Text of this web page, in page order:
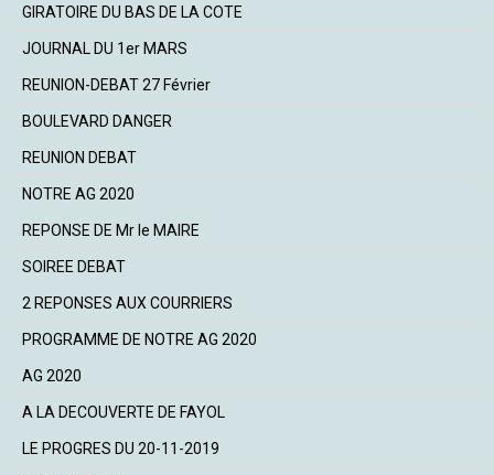
GIRATOIRE DU BAS DE LA COTE
JOURNAL DU 1er MARS
REUNION-DEBAT 27 Février
BOULEVARD DANGER
REUNION DEBAT
NOTRE AG 2020
REPONSE DE Mr le MAIRE
SOIREE DEBAT
2 REPONSES AUX COURRIERS
PROGRAMME DE NOTRE AG 2020
AG 2020
A LA DECOUVERTE DE FAYOL
LE PROGRES DU 20-11-2019